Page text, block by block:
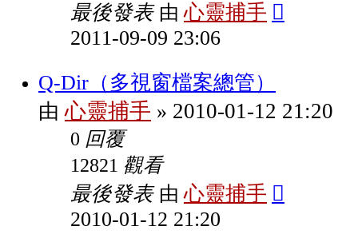
最後發表 由心靈捕手
2011-09-09 23:06
Q-Dir（多視窗檔案總管）
由心靈捕手 » 2010-01-12 21:20
0 回覆
12821 觀看
最後發表 由心靈捕手
2010-01-12 21:20